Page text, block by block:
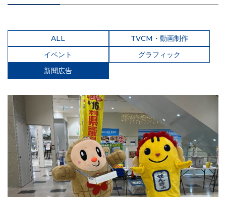
ALL
TVCM・動画制作
イベント
グラフィック
新聞広告